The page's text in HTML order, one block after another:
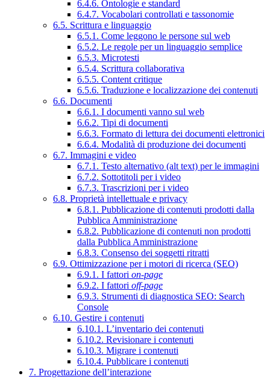
6.4.6. Ontologie e standard
6.4.7. Vocabolari controllati e tassonomie
6.5. Scrittura e linguaggio
6.5.1. Come leggono le persone sul web
6.5.2. Le regole per un linguaggio semplice
6.5.3. Microtesti
6.5.4. Scrittura collaborativa
6.5.5. Content critique
6.5.6. Traduzione e localizzazione dei contenuti
6.6. Documenti
6.6.1. I documenti vanno sul web
6.6.2. Tipi di documenti
6.6.3. Formato di lettura dei documenti elettronici
6.6.4. Modalità di produzione dei documenti
6.7. Immagini e video
6.7.1. Testo alternativo (alt text) per le immagini
6.7.2. Sottotitoli per i video
6.7.3. Trascrizioni per i video
6.8. Proprietà intellettuale e privacy
6.8.1. Pubblicazione di contenuti prodotti dalla
Pubblica Amministrazione
6.8.2. Pubblicazione di contenuti non prodotti
dalla Pubblica Amministrazione
6.8.3. Consenso dei soggetti ritratti
6.9. Ottimizzazione per i motori di ricerca (SEO)
6.9.1. I fattori on-page
6.9.2. I fattori off-page
6.9.3. Strumenti di diagnostica SEO: Search
Console
6.10. Gestire i contenuti
6.10.1. L’inventario dei contenuti
6.10.2. Revisionare i contenuti
6.10.3. Migrare i contenuti
6.10.4. Pubblicare i contenuti
7. Progettazione dell’interazione